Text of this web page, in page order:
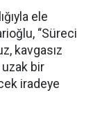
ele
“Süreci
kavgasız
bir
iradeye